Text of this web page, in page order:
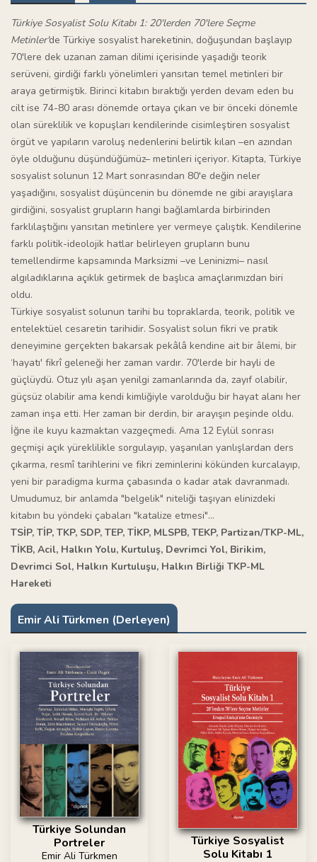
Türkiye Sosyalist Solu Kitabı 1: 20'lerden 70'lere Seçme
Metinler'de Türkiye sosyalist hareketinin, doğuşundan başlayıp
70'lere dek uzanan zaman dilimi içerisinde yaşadığı teorik
serüveni, girdiği farklı yönelimleri yansıtan temel metinleri bir
araya getirmiştik. Birinci kitabın bıraktığı yerden devam eden bu
cilt ise 74-80 arası dönemde ortaya çıkan ve bir önceki dönemle
olan süreklilik ve kopuşları kendilerinde cisimleştiren sosyalist
örgüt ve yapıların varoluş nedenlerini belirtik kılan –en azından
öyle olduğunu düşündüğümüz– metinleri içeriyor. Kitapta, Türkiye
sosyalist solunun 12 Mart sonrasından 80'e değin neler
yaşadığını, sosyalist düşüncenin bu dönemde ne gibi arayışlara
girdiğini, sosyalist grupların hangi bağlamlarda birbirinden
farklılaştığını yansıtan metinlere yer vermeye çalıştık. Kendilerine
farklı politik-ideolojik hatlar belirleyen grupların bunu
temellendirme kapsamında Marksizmi –ve Leninizmi– nasıl
algıladıklarına açıklık getirmek de başlıca amaçlarımızdan biri
oldu.
Türkiye sosyalist solunun tarihi bu topraklarda, teorik, politik ve
entelektüel cesaretin tarihidir. Sosyalist solun fikri ve pratik
deneyimine gerçekten bakarsak pekâlâ kendine ait bir âlemi, bir
‘hayatı' fikrî geleneği her zaman vardır. 70'lerde bir hayli de
güçlüydü. Otuz yılı aşan yenilgi zamanlarında da, zayıf olabilir,
güçsüz olabilir ama kendi kimliğiyle varolduğu bir hayat alanı her
zaman inşa etti. Her zaman bir derdin, bir arayışın peşinde oldu.
İğne ile kuyu kazmaktan vazgeçmedi. Ama 12 Eylül sonrası
geçmişi açık yüreklilikle sorgulayıp, yaşanılan yanlışlardan ders
çıkarma, resmî tarihlerini ve fikri zeminlerini kökünden kurcalayıp,
yeni bir paradigma kurma çabasında o kadar atak davranmadı.
Umudumuz, bir anlamda "belgelik" niteliği taşıyan elinizdeki
kitabın bu yöndeki çabaları "katalize etmesi"...
TSİP, TİP, TKP, SDP, TEP, TİKP, MLSPB, TEKP, Partizan/TKP-ML,
TİKB, Acil, Halkın Yolu, Kurtuluş, Devrimci Yol, Birikim,
Devrimci Sol, Halkın Kurtuluşu, Halkın Birliği TKP-ML
Hareketi
Emir Ali Türkmen (Derleyen)
Türkiye Solundan
Portreler
Emir Ali Türkmen
Türkiye Sosyalist
Solu Kitabı 1